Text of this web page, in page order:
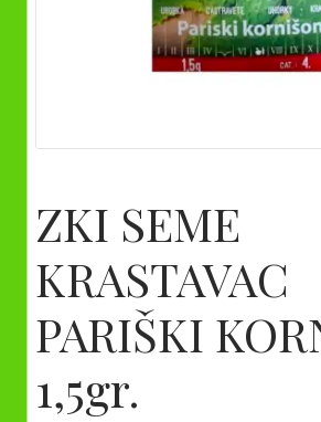
ZKI SEME
KRASTAVAC
PARIŠKI
1,5gr.